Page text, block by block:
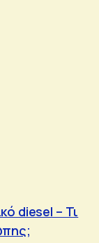
diesel – Τι